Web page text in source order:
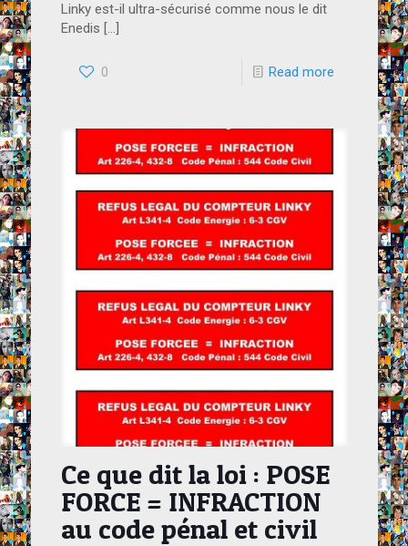
Linky est-il ultra-sécurisé comme nous le dit
Enedis […]
0 Read more
Ce que dit la loi : POSE
FORCE = INFRACTION
au code pénal et civil